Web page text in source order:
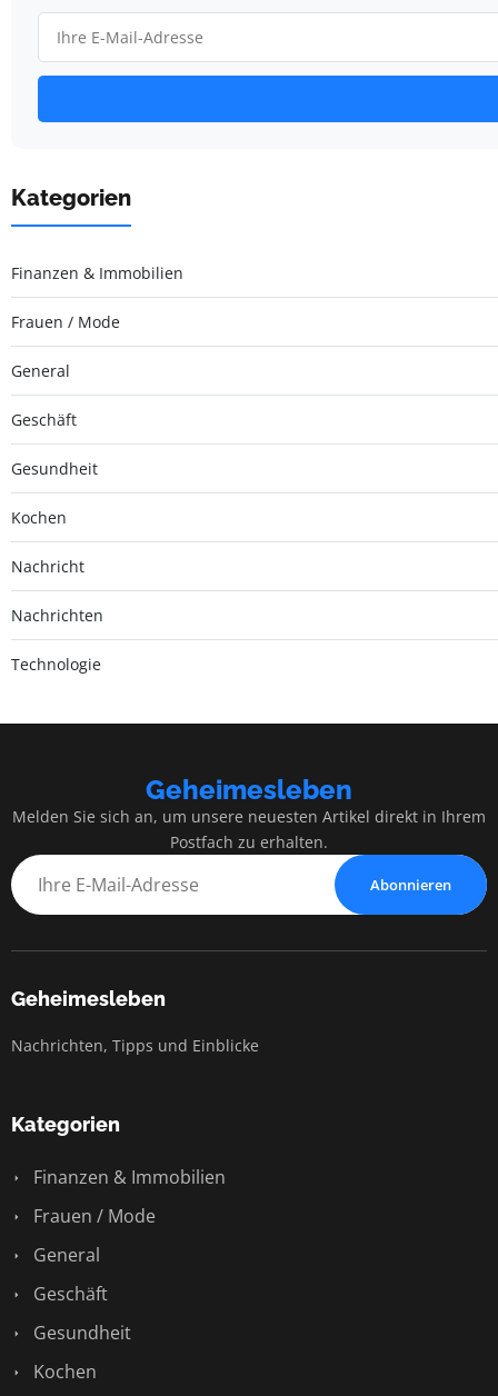
Kategorien
Finanzen & Immobilien
Frauen / Mode
General
Geschäft
Gesundheit
Kochen
Nachricht
Nachrichten
Technologie
Geheimesleben
Melden Sie sich an, um unsere neuesten Artikel direkt in Ihrem
Postfach zu erhalten.
Abonnieren
Geheimesleben
Nachrichten, Tipps und Einblicke
Kategorien
Finanzen & Immobilien
Frauen / Mode
General
Geschäft
Gesundheit
Kochen